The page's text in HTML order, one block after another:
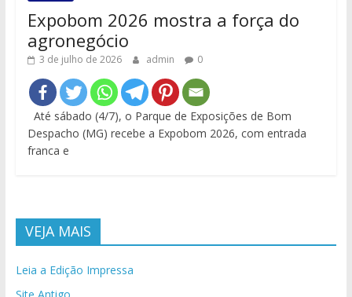
Expobom 2026 mostra a força do
agronegócio
3 de julho de 2026 admin 0
Até sábado (4/7), o Parque de Exposições de Bom
Despacho (MG) recebe a Expobom 2026, com entrada
franca e
VEJA MAIS
Leia a Edição Impressa